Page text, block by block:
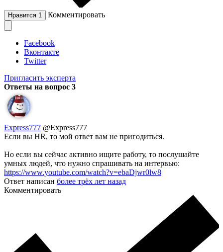
Нравится 1 Комментировать
Facebook
Вконтакте
Twitter
Пригласить эксперта
Ответы на вопрос 3
Express777 @Express777
Если вы HR, то мой ответ вам не пригодиться.
Но если вы сейчас активно ищите работу, то послушайте
умных людей, что нужно спрашивать на интервью:
https://www.youtube.com/watch?v=ebaDjwr0lw8
Ответ написан более трёх лет назад
Комментировать